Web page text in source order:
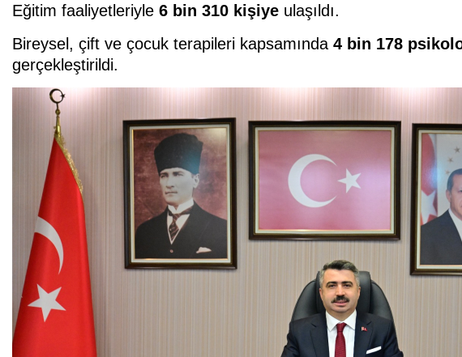
Eğitim faaliyetleriyle 6 bin 310 kişiye ulaşıldı.
Bireysel, çift ve çocuk terapileri kapsamında 4 bin 178
gerçekleştirildi.